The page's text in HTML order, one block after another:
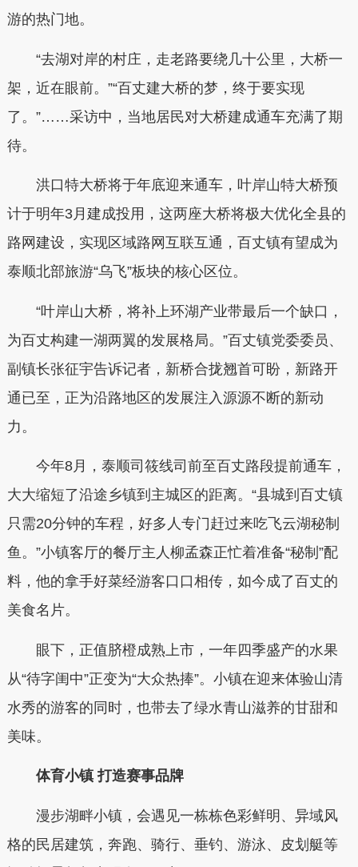
游的热门地。
“去湖对岸的村庄，走老路要绕几十公里，大桥一
架，近在眼前。”“百丈建大桥的梦，终于要实现
了。”……采访中，当地居民对大桥建成通车充满了期
待。
洪口特大桥将于年底迎来通车，叶岸山特大桥预
计于明年3月建成投用，这两座大桥将极大优化全县的
路网建设，实现区域路网互联互通，百丈镇有望成为
泰顺北部旅游“乌飞”板块的核心区位。
“叶岸山大桥，将补上环湖产业带最后一个缺口，
为百丈构建一湖两翼的发展格局。”百丈镇党委委员、
副镇长张征宇告诉记者，新桥合拢翘首可盼，新路开
通已至，正为沿路地区的发展注入源源不断的新动
力。
今年8月，泰顺司筱线司前至百丈路段提前通车，
大大缩短了沿途乡镇到主城区的距离。“县城到百丈镇
只需20分钟的车程，好多人专门赶过来吃飞云湖秘制
鱼。”小镇客厅的餐厅主人柳孟森正忙着准备“秘制”配
料，他的拿手好菜经游客口口相传，如今成了百丈的
美食名片。
眼下，正值脐橙成熟上市，一年四季盛产的水果
从“待字闺中”正变为“大众热捧”。小镇在迎来体验山清
水秀的游客的同时，也带去了绿水青山滋养的甘甜和
美味。
体育小镇 打造赛事品牌
漫步湖畔小镇，会遇见一栋栋色彩鲜明、异域风
格的民居建筑，奔跑、骑行、垂钓、游泳、皮划艇等